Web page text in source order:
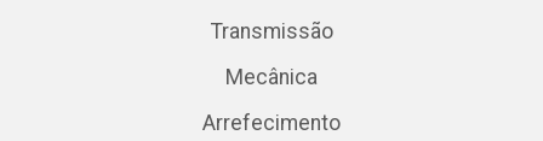
Transmissão
Mecânica
Arrefecimento